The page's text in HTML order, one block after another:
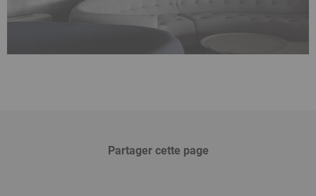
Partager cette page